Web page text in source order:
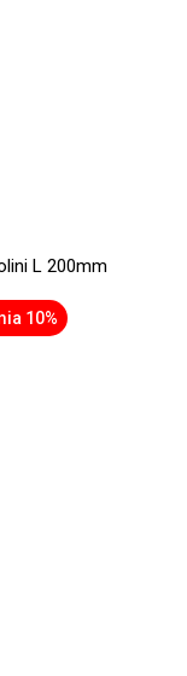
L 200mm
10%